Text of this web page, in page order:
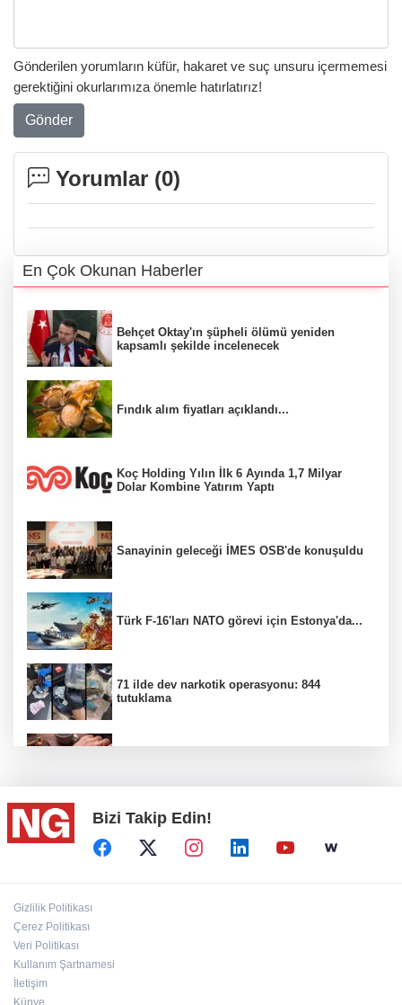
Gönderilen yorumların küfür, hakaret ve suç unsuru içermemesi
gerektiğini okurlarımıza önemle hatırlatırız!
Gönder
Yorumlar (0)
En Çok Okunan Haberler
Behçet Oktay'ın şüpheli ölümü yeniden
kapsamlı şekilde incelenecek
Fındık alım fiyatları açıklandı...
Koç Holding Yılın İlk 6 Ayında 1,7 Milyar
Dolar Kombine Yatırım Yaptı
Sanayinin geleceği İMES OSB'de konuşuldu
Türk F-16'ları NATO görevi için Estonya'da...
71 ilde dev narkotik operasyonu: 844
tutuklama
Bizi Takip Edin!
Gizlilik Politikası
Çerez Politikası
Veri Politikası
Kullanım Şartnamesi
İletişim
Künye